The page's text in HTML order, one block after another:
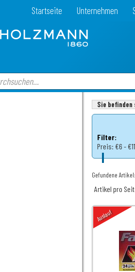
Startseite Unternehmen
Sie
Filter:
Preis: €6 - €11
Gefundene
Artikel pro
Auslauf